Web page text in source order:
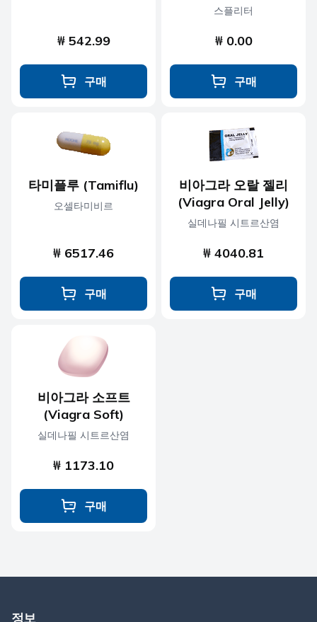
₩ 542.99
구매
스플리터
₩ 0.00
구매
타미플루 (Tamiflu)
오셀타미비르
₩ 6517.46
구매
비아그라 오랄 젤리
(Viagra Oral Jelly)
실데나필 시트르산염
₩ 4040.81
구매
비아그라 소프트
(Viagra Soft)
실데나필 시트르산염
₩ 1173.10
구매
정보